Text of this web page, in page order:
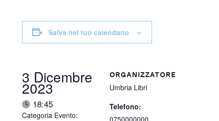
Salva nel tuo calendario
Data:
3 Dicembre
2023
Ora:18:45
Categoria Evento:
ORGANIZZATORE
Umbria Libri
Telefono:
0750000000